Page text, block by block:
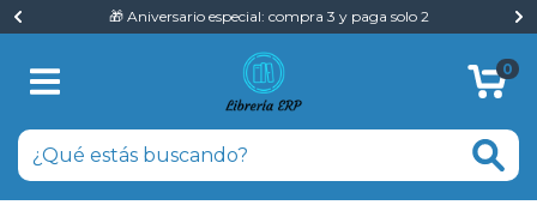
🎁 Aniversario especial: compra 3 y paga solo 2
0